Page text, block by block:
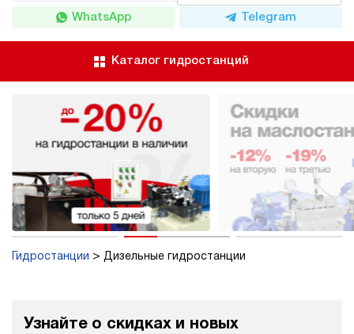
WhatsApp Telegram
Каталог гидростанций
Гидростанции Дизельные гидростанции
Узнайте о скидках и новых